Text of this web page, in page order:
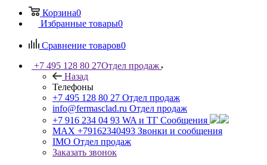
Корзина0
Избранные товары0
Сравнение товаров0
+7 495 128 80 27Отдел продаж
Назад
Телефоны
+7 495 128 80 27 Отдел продаж
info@fermasclad.ru Отдел продаж
+7 916 234 04 93 WA и ТГ Сообщения
MAX +79162340493 Звонки и сообщения
IMO Отдел продаж
Заказать звонок